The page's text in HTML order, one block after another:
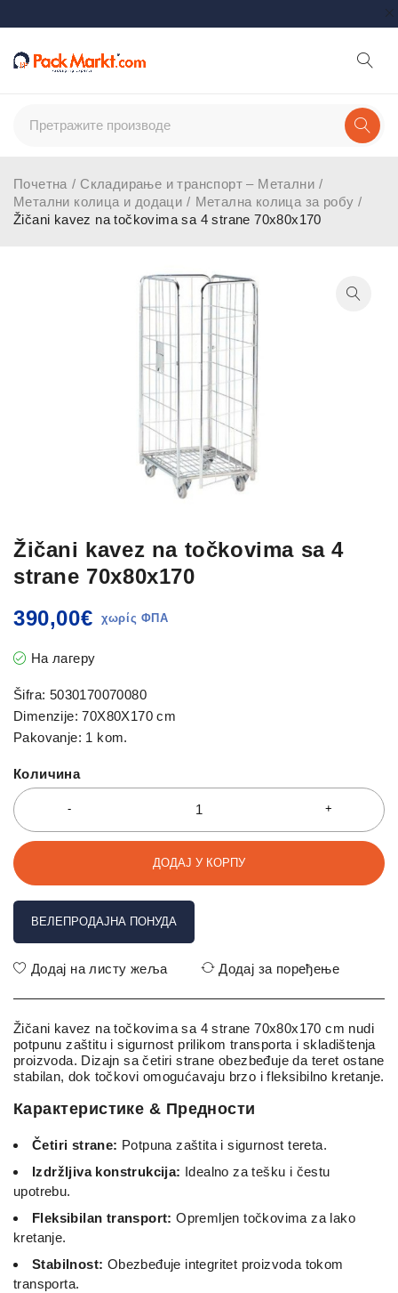
Почетна / Складирање и транспорт – Метални /
Метални колица и додаци / Метална колица за робу /
Žičani kavez na točkovima sa 4 strane 70x80x170
Žičani kavez na točkovima sa 4
strane 70x80x170
390,00€
На лагеру
Šifra: 5030170070080
Dimenzije: 70X80X170 cm
Pakovanje: 1 kom.
Количина
ДОДАЈ У КОРПУ
ВЕЛЕПРОДАЈНА ПОНУДА
Додај на листу жеља Додај за поређење
Žičani kavez na točkovima sa 4 strane 70x80x170 cm nudi
potpunu zaštitu i sigurnost prilikom transporta i skladištenja
proizvoda. Dizajn sa četiri strane obezbeđuje da teret ostane
stabilan, dok točkovi omogućavaju brzo i fleksibilno kretanje.
Карактеристике & Предности
Četiri strane: Potpuna zaštita i sigurnost tereta.
Izdržljiva konstrukcija: Idealno za tešku i čestu
upotrebu.
Fleksibilan transport: Opremljen točkovima za lako
kretanje.
Stabilnost: Obezbeđuje integritet proizvoda tokom
transporta.